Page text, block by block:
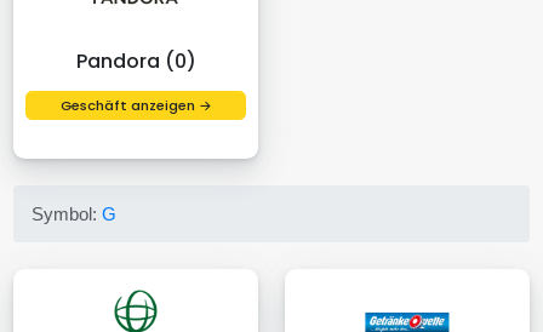
Pandora (0)
Geschäft anzeigen →
Symbol:G